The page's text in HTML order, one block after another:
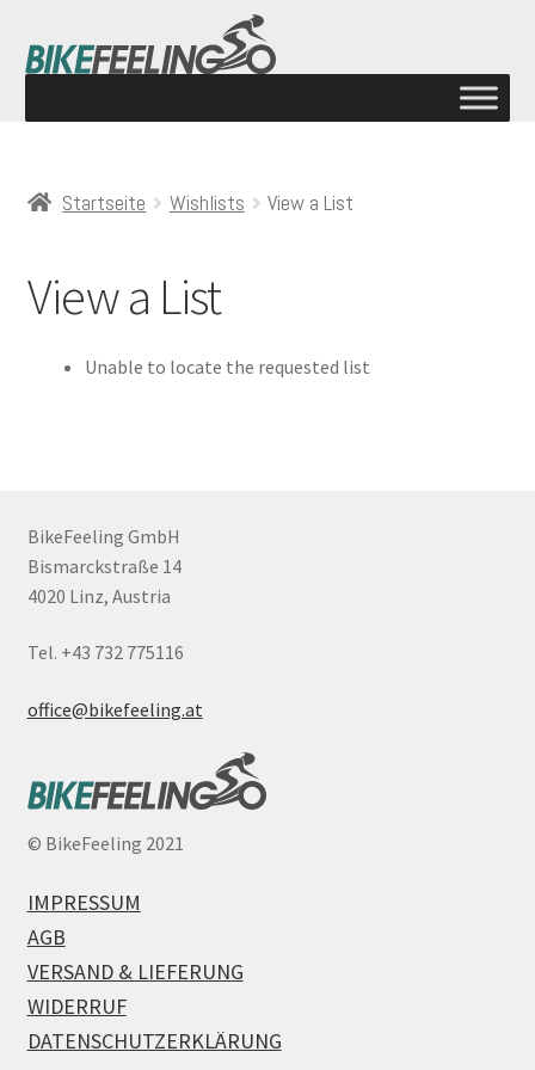
Startseite Wishlists View a List
View a List
Unable to locate the requested list
BikeFeeling GmbH
Bismarckstraße 14
4020 Linz, Austria
Tel. +43 732 775116
office@bikefeeling.at
© BikeFeeling 2021
IMPRESSUM
AGB
VERSAND & LIEFERUNG
WIDERRUF
DATENSCHUTZERKLÄRUNG